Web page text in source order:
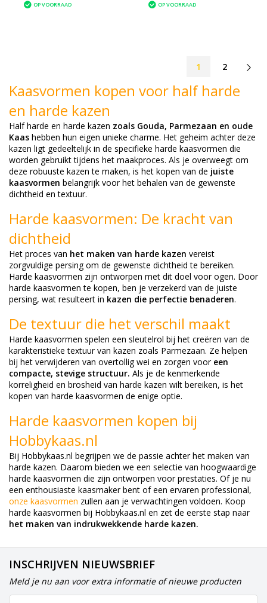
OP VOORRAAD
OP VOORRAAD
1 2
Kaasvormen kopen voor half harde
en harde kazen
Half harde en harde kazen zoals Gouda, Parmezaan en oude
Kaas hebben hun eigen unieke charme. Het geheim achter deze
kazen ligt gedeeltelijk in de specifieke harde kaasvormen die
worden gebruikt tijdens het maakproces. Als je overweegt om
deze robuuste kazen te maken, is het kopen van de juiste
kaasvormen belangrijk voor het behalen van de gewenste
dichtheid en textuur.
Harde kaasvormen: De kracht van
dichtheid
Het proces van het maken van harde kazen vereist
zorgvuldige persing om de gewenste dichtheid te bereiken.
Harde kaasvormen zijn ontworpen met dit doel voor ogen. Door
harde kaasvormen te kopen, ben je verzekerd van de juiste
persing, wat resulteert in kazen die perfectie benaderen.
De textuur die het verschil maakt
Harde kaasvormen spelen een sleutelrol bij het creëren van de
karakteristieke textuur van kazen zoals Parmezaan. Ze helpen
bij het verwijderen van overtollig wei en zorgen voor een
compacte, stevige structuur. Als je de kenmerkende
korreligheid en brosheid van harde kazen wilt bereiken, is het
kopen van harde kaasvormen de enige optie.
Harde kaasvormen kopen bij
Hobbykaas.nl
Bij Hobbykaas.nl begrijpen we de passie achter het maken van
harde kazen. Daarom bieden we een selectie van hoogwaardige
harde kaasvormen die zijn ontworpen voor prestaties. Of je nu
een enthousiaste kaasmaker bent of een ervaren professional,
onze kaasvormen zullen aan je verwachtingen voldoen. Koop
harde kaasvormen bij Hobbykaas.nl en zet de eerste stap naar
het maken van indrukwekkende harde kazen.
INSCHRIJVEN NIEUWSBRIEF
Meld je nu aan voor extra informatie of nieuwe producten